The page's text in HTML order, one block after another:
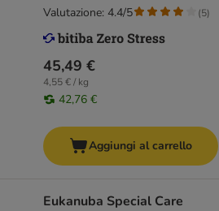
45,49 €
4,55 € / kg
42,76 €
Valutazione: 4.4/5 (5)
Aggiungi al carrello
Eukanuba Special Care